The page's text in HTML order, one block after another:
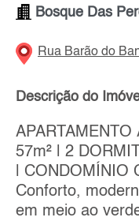
Bosque Das
Rua Barão do
Descrição do
APARTAMENTO
57m² | 2
| CONDOMÍNIO
Conforto,
em meio ao